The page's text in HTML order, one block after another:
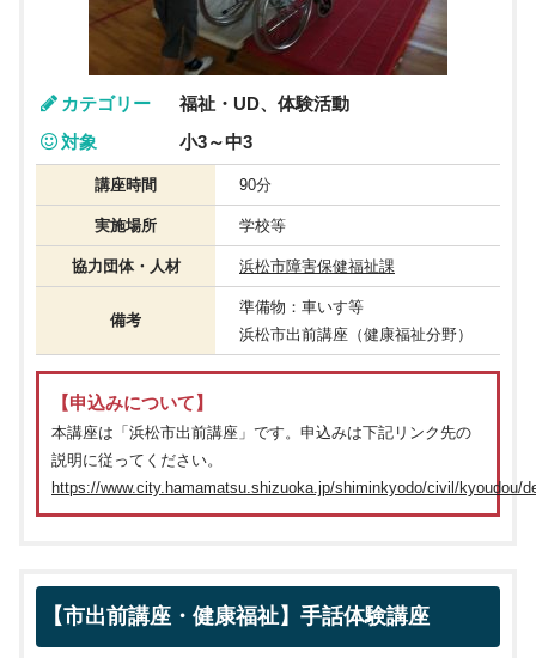
カテゴリー
福祉・UD、体験活動
対象
小3～中3
講座時間 90分
実施場所 学校等
協力団体・人材 浜松市障害保健福祉課
備考
準備物：車いす等
浜松市出前講座（健康福祉分野）
【申込みについて】
本講座は「浜松市出前講座」です。申込みは下記リンク先の
説明に従ってください。
https://www.city.hamamatsu.shizuoka.jp/shiminkyodo/civil/kyoudou/
【市出前講座・健康福祉】手話体験講座